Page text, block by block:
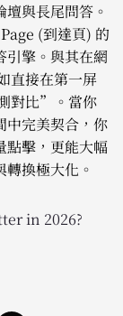
與長尾問答。
(到達頁) 的
引擎。與其在網
直接在第一屏
對比”。當你
中完美契合，你
點擊，更能大幅
換極大化。
in 2026?